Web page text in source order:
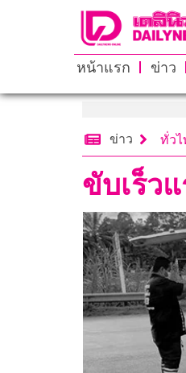
หน้าแรก ข่าว
ข่าว ทั่วไ
ขับเร็ว